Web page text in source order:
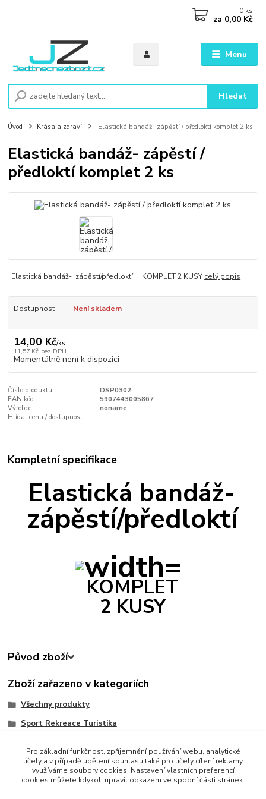
Menu
Hledat
0 ks
za 0,00 Kč
Úvod Krása a zdraví Elastická bandáž- zápěstí / předloktí komplet 2 ks
Elastická bandáž- zápěstí /
předloktí komplet 2 ks
Elastická bandáž- zápěstí/předloktí KOMPLET 2 KUSY celý popis
Dostupnost Není skladem
14,00 Kč/ks
11,57 Kč bez DPH
Momentálně není k dispozici
Číslo produktu:
DSP0302
EAN kód:
5907443005867
Výrobce:
noname
Hlídat cenu / dostupnost
Kompletní specifikace
Elastická bandáž-
zápěstí/předloktí
KOMPLET
2 KUSY
Původ zboží
Zboží zařazeno v kategoriích
Všechny produkty
Sport Rekreace Turistika
Krása a zdraví
Pro základní funkčnost, zpříjemnění používání webu, analytické
účely a v případě udělení souhlasu také pro účely cílení reklamy
využíváme soubory cookies. Nastavení vlastních preferencí
cookies můžete kdykoli upravit odkazem ve spodní části stránek.